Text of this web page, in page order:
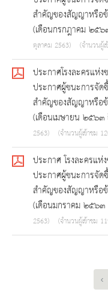
สำคัญของสัญญาหรือ
(เดือนกรกฎาคม ๒๕
ตุลาคม 2563)
(จำนวนผู้
ประกาศโรงละครแห่
ประกาศผู้ชนะการจัด
สำคัญของสัญญาหรือ
(เดือนเมษายน ๒๕๖
2563)
(จำนวนผู้เข้าชม
ประกาศ โรงละครแ
ประกาศผู้ชนะการจัด
สำคัญของสัญญาหรือ
(เดือนมกราคม ๒๕๖
2563)
(จำนวนผู้เข้าชม
‹